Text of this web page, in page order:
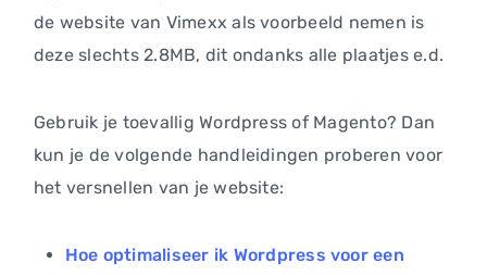
de website van Vimexx als voorbeeld nemen is
deze slechts 2.8MB, dit ondanks alle plaatjes e.d.
Gebruik je toevallig Wordpress of Magento? Dan
kun je de volgende handleidingen proberen voor
het versnellen van je website:
Hoe optimaliseer ik Wordpress voor een